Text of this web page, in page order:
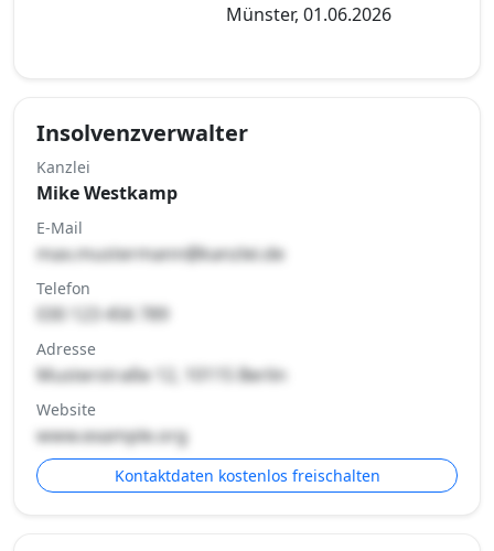
Münster, 01.06.2026
Insolvenzverwalter
Kanzlei
Mike Westkamp
E-Mail
max.mustermann@kanzlei.de
Telefon
030 123 456 789
Adresse
Musterstraße 12, 10115 Berlin
Website
www.example.org
Kontaktdaten kostenlos freischalten